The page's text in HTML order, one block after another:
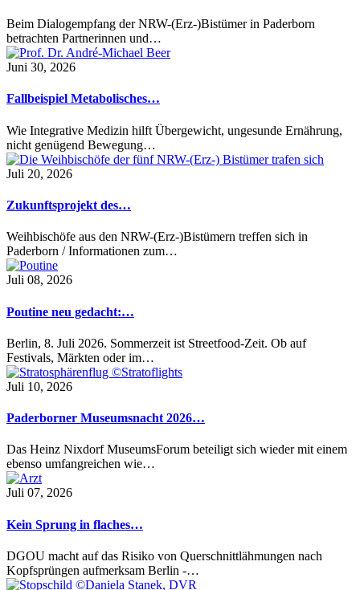
Beim Dialogempfang der NRW-(Erz-)Bistümer in Paderborn
betrachten Partnerinnen und…
Juni 30, 2026
Fallbeispiel Metabolisches…
Wie Integrative Medizin hilft Übergewicht, ungesunde Ernährung,
nicht genügend Bewegung…
Juli 20, 2026
Zukunftsprojekt des…
Weihbischöfe aus den NRW-(Erz-)Bistümern treffen sich in
Paderborn / Informationen zum…
Juli 08, 2026
Poutine neu gedacht:…
Berlin, 8. Juli 2026. Sommerzeit ist Streetfood-Zeit. Ob auf
Festivals, Märkten oder im…
Juli 10, 2026
Paderborner Museumsnacht 2026…
Das Heinz Nixdorf MuseumsForum beteiligt sich wieder mit einem
ebenso umfangreichen wie…
Juli 07, 2026
Kein Sprung in flaches…
DGOU macht auf das Risiko von Querschnittlähmungen nach
Kopfsprüngen aufmerksam Berlin -…